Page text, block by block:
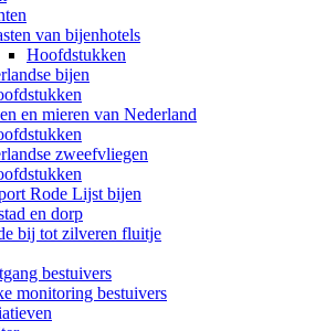
van bijenhotels
Hoofdstukken
bijen
en mieren van Nederland
zweefvliegen
Rode Lijst bijen
en dorp
bij tot zilveren fluitje
bestuivers
monitoring bestuivers